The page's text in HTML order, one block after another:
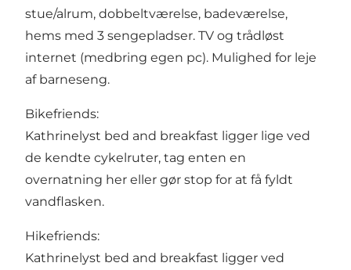
stue/alrum, dobbeltværelse, badeværelse,
hems med 3 sengepladser. TV og trådløst
internet (medbring egen pc). Mulighed for leje
af barneseng.
Bikefriends:
Kathrinelyst bed and breakfast ligger lige ved
de kendte cykelruter, tag enten en
overnatning her eller gør stop for at få fyldt
vandflasken.
Hikefriends:
Kathrinelyst bed and breakfast ligger ved